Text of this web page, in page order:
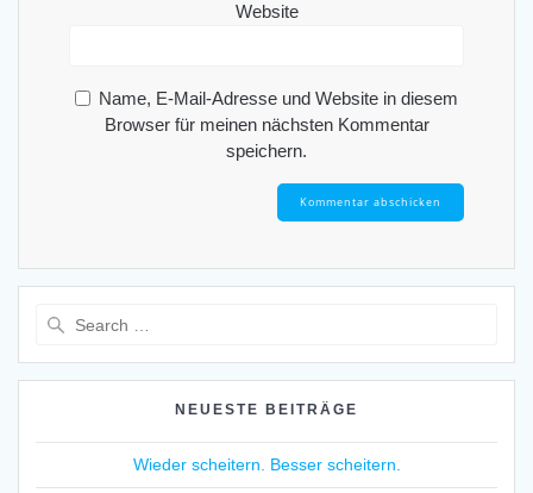
Website
Name, E-Mail-Adresse und Website in diesem
Browser für meinen nächsten Kommentar
speichern.
NEUESTE BEITRÄGE
Wieder scheitern. Besser scheitern.